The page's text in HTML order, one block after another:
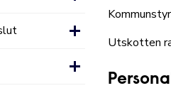
Utskotten